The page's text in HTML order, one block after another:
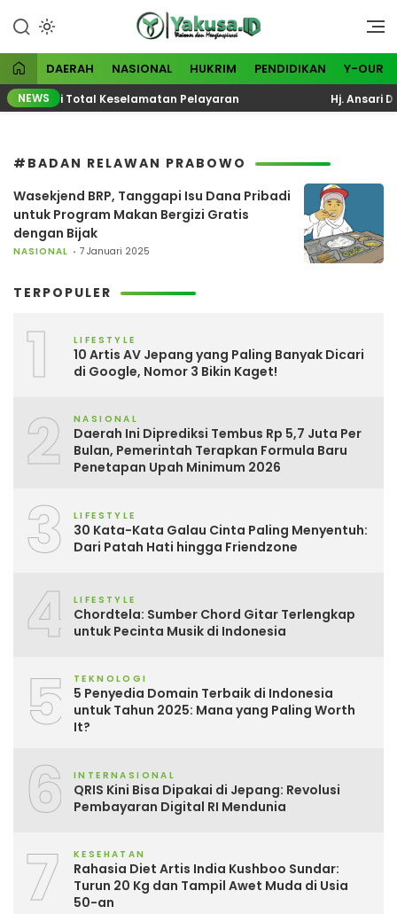
konten
Yakusa
Visioner dan Menginspirasi
DAERAH NASIONAL HUKRIM PENDIDIKAN Y-OUR
NEWS
Evaluasi Total Keselamatan Pelayaran Hj. Ansari
#BADAN RELAWAN PRABOWO
Wasekjend BRP, Tanggapi Isu Dana Pribadi
untuk Program Makan Bergizi Gratis
dengan Bijak
NASIONAL 7 Januari 2025
TERPOPULER
1 LIFESTYLE
10 Artis AV Jepang yang Paling Banyak Dicari
di Google, Nomor 3 Bikin Kaget!
2 NASIONAL
Daerah Ini Diprediksi Tembus Rp 5,7 Juta Per
Bulan, Pemerintah Terapkan Formula Baru
Penetapan Upah Minimum 2026
3 LIFESTYLE
30 Kata-Kata Galau Cinta Paling Menyentuh:
Dari Patah Hati hingga Friendzone
4 LIFESTYLE
Chordtela: Sumber Chord Gitar Terlengkap
untuk Pecinta Musik di Indonesia
5 TEKNOLOGI
5 Penyedia Domain Terbaik di Indonesia
untuk Tahun 2025: Mana yang Paling Worth
It?
6 INTERNASIONAL
QRIS Kini Bisa Dipakai di Jepang: Revolusi
Pembayaran Digital RI Mendunia
7 KESEHATAN
Rahasia Diet Artis India Kushboo Sundar:
Turun 20 Kg dan Tampil Awet Muda di Usia
50-an